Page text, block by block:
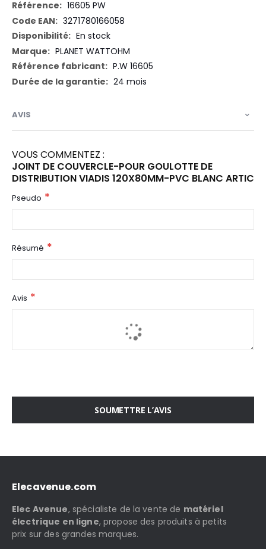
Plus
d’information
16605 PW
3271780166058
En stock
PLANET WATTOHM
P.W 16605
24 mois
AVIS
VOUS COMMENTEZ :
JOINT DE COUVERCLE-POUR GOULOTTE DE
DISTRIBUTION VIADIS 120X80MM-PVC BLANC ARTIC
Pseudo
Résumé
Avis
SOUMETTRE L’AVIS
Elecavenue.com
Elec Avenue, spécialiste de la vente de matériel
électrique en ligne, propose des produits à petits
prix sur des grandes marques.